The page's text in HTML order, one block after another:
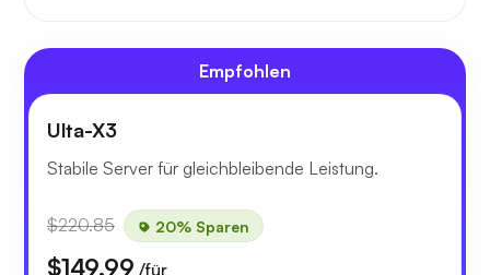
Empfohlen
Ulta-X3
Stabile Server für gleichbleibende Leistung.
$220.85 20% Sparen
$149.99 /für